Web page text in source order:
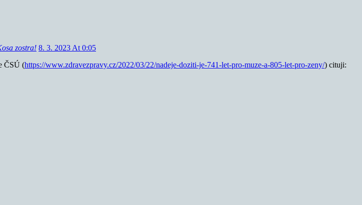
zostra! 8. 3. 2023 At 0:05
ČSÚ (https://www.zdravezpravy.cz/2022/03/22/nadeje-doziti-je-741-let-pro-muze-a-805-let-pro-zeny/) cituji: